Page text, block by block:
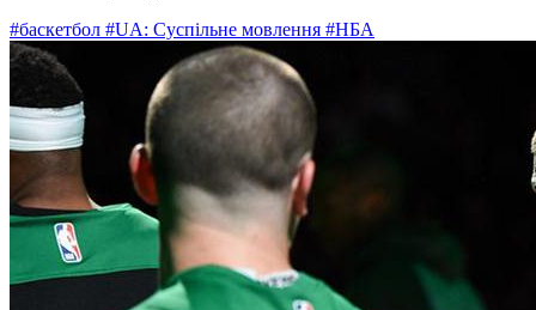
#баскетбол #UA: Суспільне мовлення #НБА